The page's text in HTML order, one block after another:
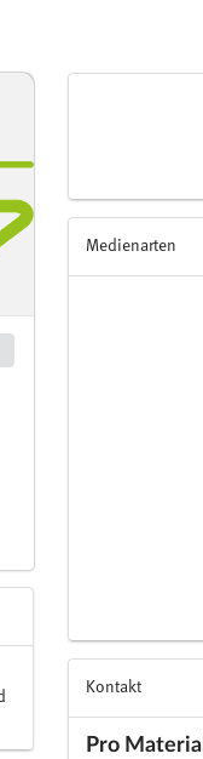
Medienarten
Kontakt
Pro